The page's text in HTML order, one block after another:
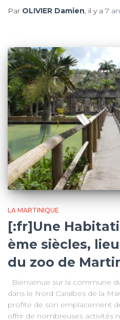
Par OLIVIER Damien, il y a 7
LA MARTINIQUE
[:fr]Une
ème siècles,
du zoo de
Bienvenue sur la commune
dans le Nord Caraïbes de la
profite de son emplacement
offrir de nombreuses activités